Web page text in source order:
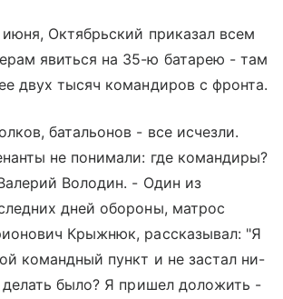
Октябрьский приказал всем
явиться на 35-ю батарею - там
двух тысяч командиров с фронта.
батальонов - все исчезли.
не понимали: где командиры?
Володин. - Один из
дней обороны, матрос
Крыжнюк, рассказывал: "Я
командный пункт и не застал ни-
было? Я пришел доложить -